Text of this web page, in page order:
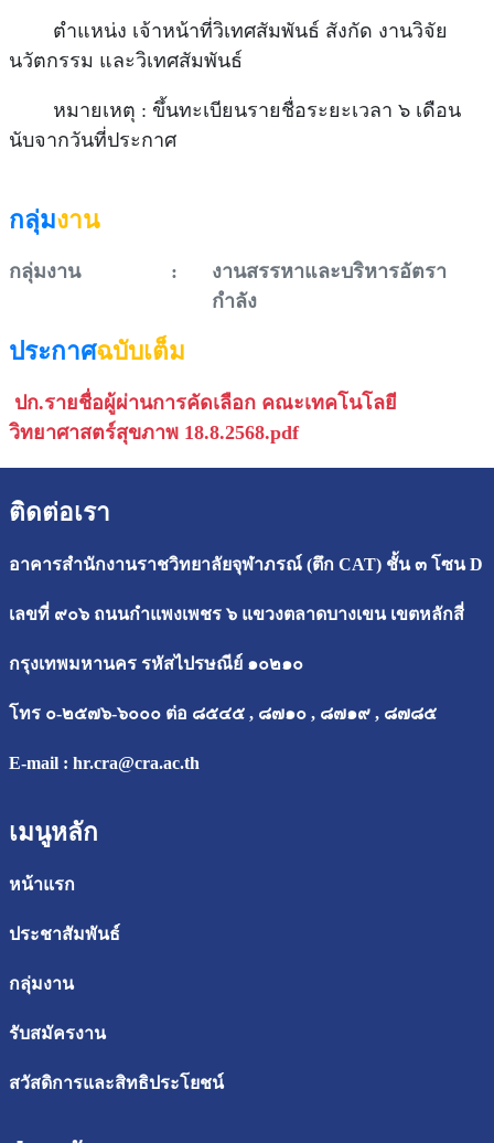
ตำแหน่ง เจ้าหน้าที่วิเทศสัมพันธ์ สังกัด งานวิจัย
นวัตกรรม และวิเทศสัมพันธ์
หมายเหตุ : ขึ้นทะเบียนรายชื่อระยะเวลา ๖ เดือน
นับจากวันที่ประกาศ
กลุ่มงาน
กลุ่มงาน :
งานสรรหาและบริหารอัตรา
กำลัง
ประกาศฉบับเต็ม
ปก.รายชื่อผู้ผ่านการคัดเลือก คณะเทคโนโลยี
วิทยาศาสตร์สุขภาพ 18.8.2568.pdf
ติดต่อเรา
อาคารสำนักงานราชวิทยาลัยจุฬาภรณ์ (ตึก CAT) ชั้น ๓ โซน D
เลขที่ ๙๐๖ ถนนกำแพงเพชร ๖ แขวงตลาดบางเขน เขตหลักสี่
กรุงเทพมหานคร รหัสไปรษณีย์ ๑๐๒๑๐
โทร ๐-๒๕๗๖-๖๐๐๐ ต่อ ๘๕๔๕ , ๘๗๑๐ , ๘๗๑๙ , ๘๗๘๕
E-mail : hr.cra@cra.ac.th
เมนูหลัก
หน้าแรก
ประชาสัมพันธ์
กลุ่มงาน
รับสมัครงาน
สวัสดิการและสิทธิประโยชน์